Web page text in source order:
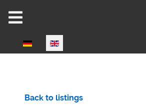
Select your language
Back to listings